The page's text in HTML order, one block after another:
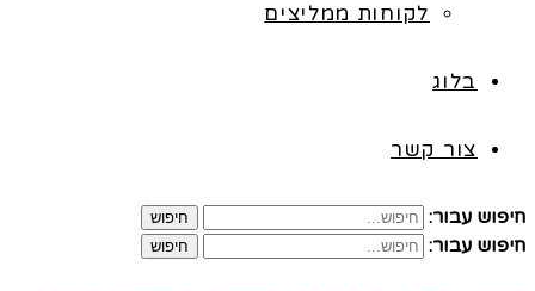
לקוחות ממליצים
בלוג
צור קשר
חיפוש עבור: חיפוש
חיפוש עבור: חיפוש